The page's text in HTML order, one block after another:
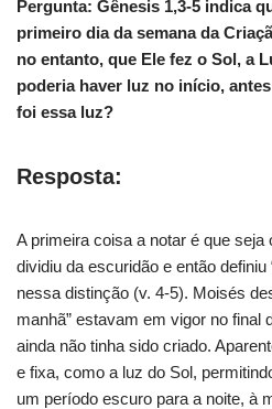
Pergunta: Gênesis 1,3-5 indica
primeiro dia da semana da
no entanto, que Ele fez o Sol, a
poderia haver luz no início,
foi essa luz?
Resposta:
A primeira coisa a notar é que seja
dividiu da escuridão e então definiu
nessa distinção (v. 4-5). Moisés
manhã” estavam em vigor no final
ainda não tinha sido criado.
e fixa, como a luz do Sol,
um período escuro para a noite, à